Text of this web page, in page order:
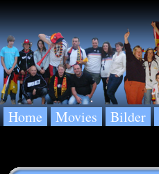
Home Movies Bilder